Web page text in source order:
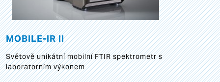
MOBILE-IR II
Světově unikátní mobilní FTIR spektrometr s
laboratorním výkonem